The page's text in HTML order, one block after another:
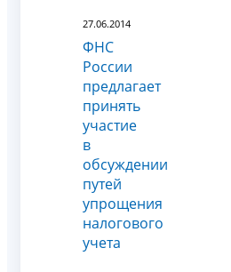
27.06.2014
ФНС
России
предлагает
принять
участие
в
обсуждении
путей
упрощения
налогового
учета